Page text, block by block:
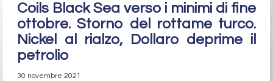
Coils Black Sea verso i minimi di fine
ottobre. Storno del rottame turco.
Nickel al rialzo, Dollaro deprime il
petrolio
30 novembre 2021